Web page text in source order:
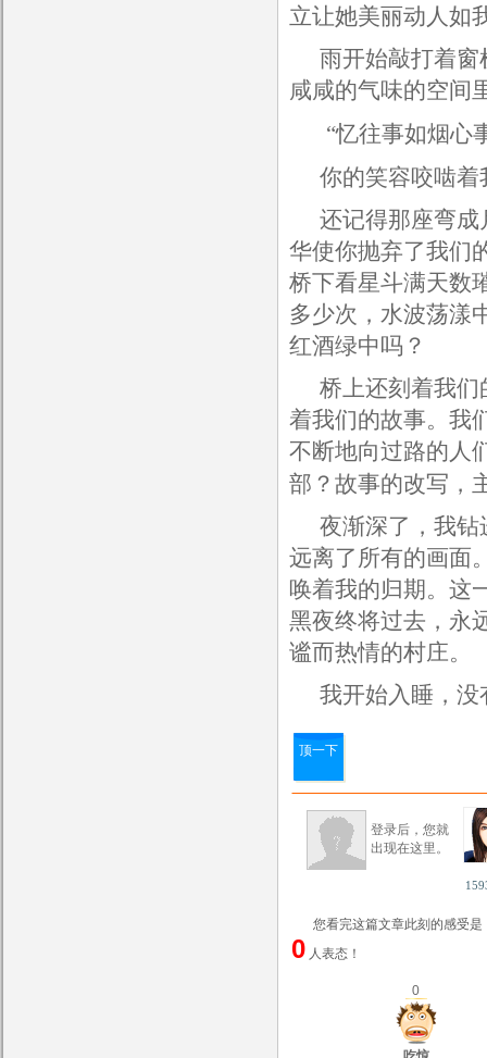
立让她美丽动人如
雨开始敲打着
咸咸的气味的空间
“忆往事如烟心
你的笑容咬啮
还记得那座弯
华使你抛弃了我们
桥下看星斗满天数
多少次，水波荡漾
红酒绿中吗？
桥上还刻着我
着我们的故事。我
不断地向过路的人
部？故事的改写，
夜渐深了，我
远离了所有的画面
唤着我的归期。这
黑夜终将过去，永
谧而热情的村庄。
我开始入睡，没
顶一下
登录后，您就
出现在这里。
您看完这篇文章此刻的感受是
0 人表态！
0